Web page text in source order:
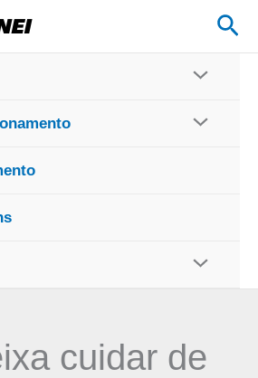
cuidar de